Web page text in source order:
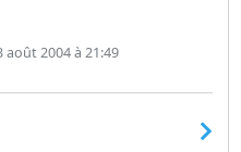
2004 à 21:49